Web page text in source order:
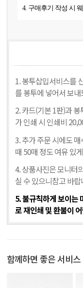
4. 구매후기 작성 시
1. 봉투삽입서비스를
를 봉투에 넣어서 보
2. 카드(기본 1판)과
가 인쇄 시 인쇄비
3. 추가 주문 시에도
때 50매 정도 여유 있
4. 상품사진은 모니터
실 수 있으니참고 바랍
5. 불규칙하게 보이는
로 재인쇄 및 환불이
함께하면 좋은 서비스